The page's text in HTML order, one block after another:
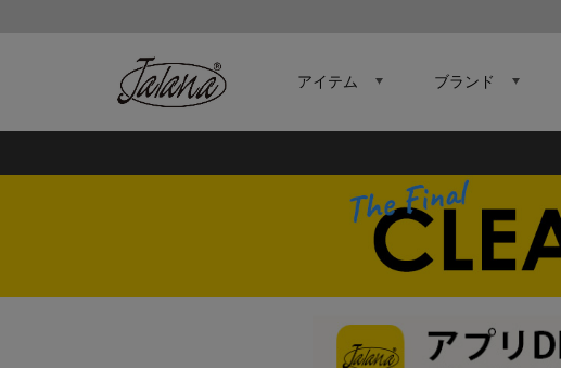
アイテム ブランド